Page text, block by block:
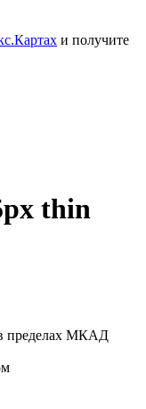
и получите
thin
в пределах МКАД